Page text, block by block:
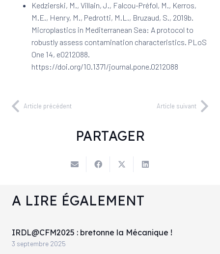
Kedzierski, M., Villain, J., Falcou-Préfol, M., Kerros,
M.E., Henry, M., Pedrotti, M.L., Bruzaud, S., 2019b.
Microplastics in Mediterranean Sea: A protocol to
robustly assess contamination characteristics. PLoS
One 14, e0212088.
https://doi.org/10.1371/journal.pone.0212088
Article précédent Article suivant
PARTAGER
A LIRE ÉGALEMENT
IRDL@CFM2025 : bretonne la Mécanique !
3 septembre 2025